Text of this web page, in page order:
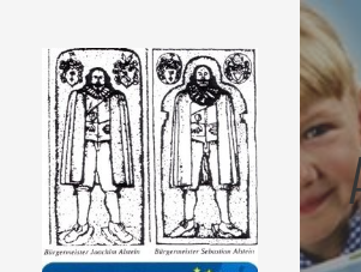
Zum
Inhalt